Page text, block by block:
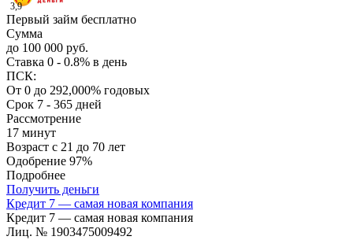
3,9
Первый займ бесплатно
Сумма
до 100 000 руб.
Ставка 0 - 0.8% в день
ПСК:
От 0 до 292,000% годовых
Срок 7 - 365 дней
Рассмотрение
17 минут
Возраст с 21 до 70 лет
Одобрение 97%
Подробнее
Получить деньги
Кредит 7 — самая новая компания
Кредит 7 — самая новая компания
Лиц. № 1903475009492